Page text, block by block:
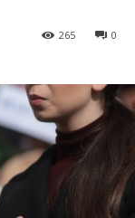
0
265